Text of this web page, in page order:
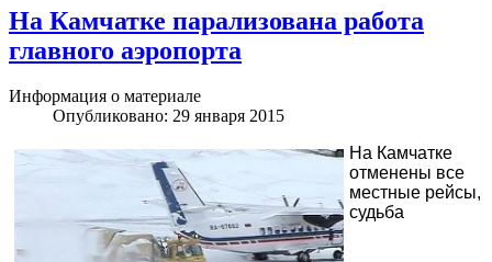
На Камчатке парализована работа
главного аэропорта
Информация о материале
Опубликовано: 29 января 2015
На Камчатке
отменены все
местные рейсы,
судьба